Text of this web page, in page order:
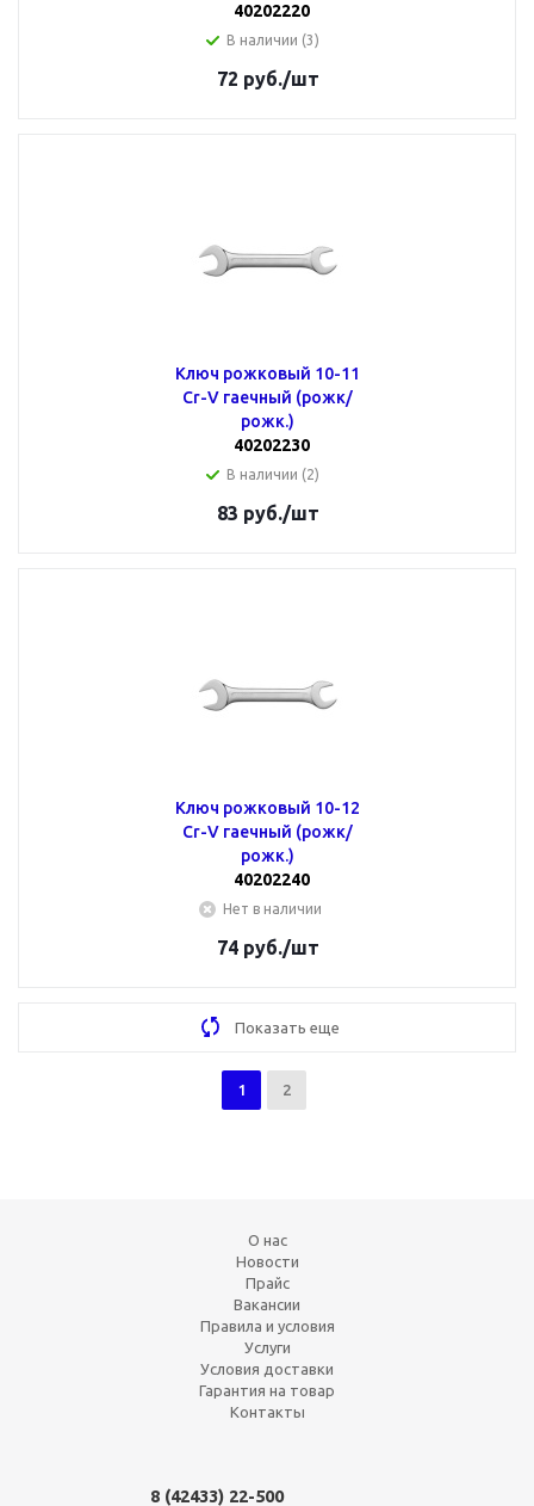
40202220
В наличии (3)
72 руб./шт
Ключ рожковый 10-11
Cr-V гаечный (рожк/
рожк.)
40202230
В наличии (2)
83 руб./шт
Ключ рожковый 10-12
Cr-V гаечный (рожк/
рожк.)
40202240
Нет в наличии
74руб./шт
Показать еще
1 2
О нас
Новости
Прайс
Вакансии
Правила и условия
Услуги
Условия доставки
Гарантия на товар
Контакты
8 (42433) 22-500